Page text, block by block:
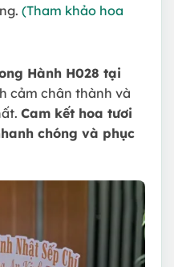
(Tham khảo hoa
Hành H028 tại
cảm chân thành và
Cam kết hoa tươi
chóng và phục